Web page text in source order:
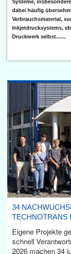
Systeme,
dabei häufig
Verbrauchsmaterial,
Inkjetdrucksystems,
Druckwerk selbst.......
34
TECHNOTRANS
Eigene Projekte
schnell
2026 machen 34